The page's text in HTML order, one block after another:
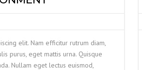
elit. Nam efficitur rutrum diam,
purus, eget mattis urna. Quisque
Nullam eget lectus euismod,